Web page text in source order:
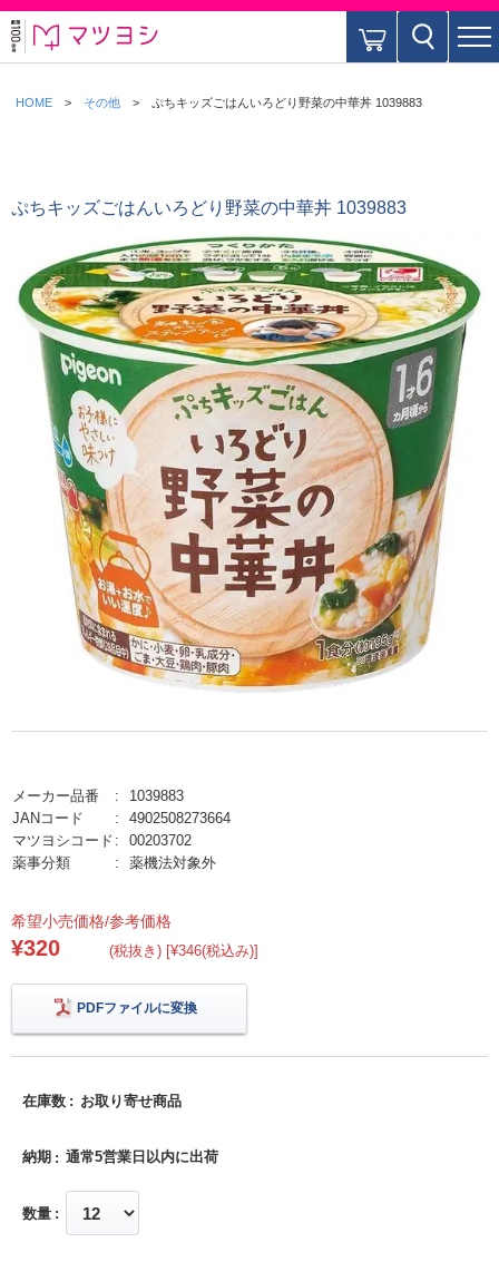
HOME その他 ぷちキッズごはんいろどり野菜の中華丼 1039883
ぷちキッズごはんいろどり野菜の中華丼 1039883
メーカー品番
1039883
JANコード
4902508273664
マツヨシコード
00203702
薬事分類
薬機法対象外
希望小売価格/参考価格
¥320 (税抜き) [¥346(税込み)]
PDFファイルに変換
在庫数 お取り寄せ商品
納期 通常5営業日以内に出荷
数量